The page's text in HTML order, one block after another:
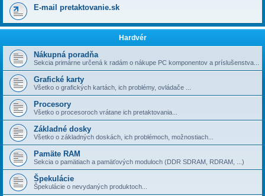
E-mail pretaktovanie.sk
Hardvér
Nákupná poradňa
Sekcia primárne určená k radám o nákupe PC komponentov a príslušenstva...
Grafické karty
Všetko o grafických kartách, ich problémy, ovládače ...
Procesory
Všetko o procesoroch vrátane ich pretaktovania...
Základné dosky
Všetko o základných doskách, ich problémoch, možnostiach...
Pamäte RAM
Sekcia o pamätiach a pamäťových moduloch (DDR SDRAM, RDRAM, ...)
Špekulácie
Špekulácie o nevydaných produktoch...